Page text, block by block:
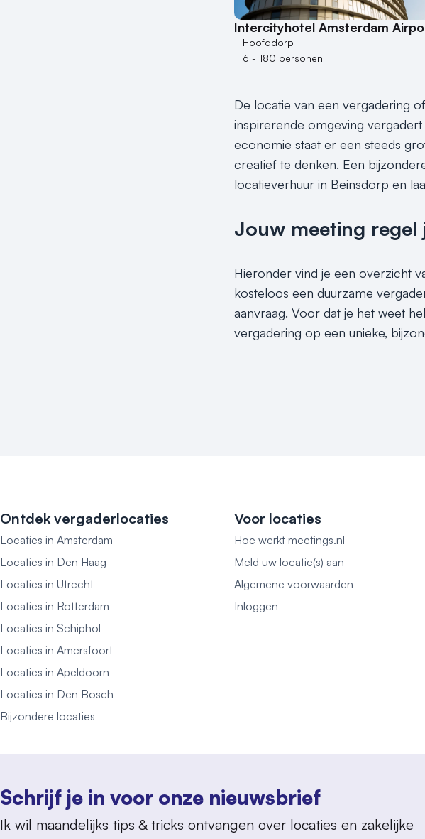
Intercityhotel Amsterdam
Hoofddorp
6 - 180 personen
De locatie van een vergadering
inspirerende omgeving
economie staat er een steeds
creatief te denken. Een
locatieverhuur in Beinsdorp en
Jouw meeting regel
Hieronder vind je een overzicht
kosteloos een duurzame
aanvraag. Voor dat je het weet
vergadering op een unieke,
Ontdek vergaderlocaties
Locaties in Amsterdam
Locaties in Den Haag
Locaties in Utrecht
Locaties in Rotterdam
Locaties in Schiphol
Locaties in Amersfoort
Locaties in Apeldoorn
Locaties in Den Bosch
Bijzondere locaties
Voor locaties
Hoe werkt meetings.nl
Meld uw locatie(s) aan
Algemene voorwaarden
Inloggen
Schrijf je in voor onze nieuwsbrief
Ik wil maandelijks tips & tricks ontvangen over locaties en zakelijke